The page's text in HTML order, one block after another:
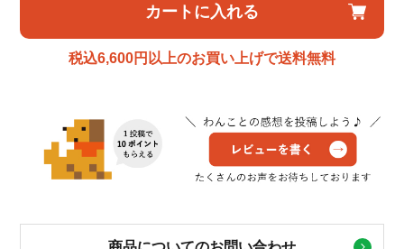
カートに入れる
税込6,600円以上のお買い上げで送料無料